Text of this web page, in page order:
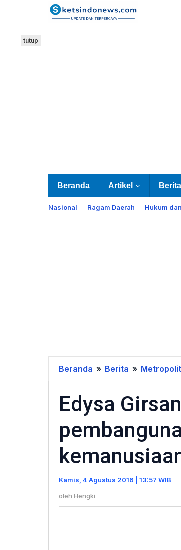
Beranda Artikel Berita
Nasional Ragam Daerah Hukum
tutup
Beranda » Berita »
Edysa
Kamis, 4 Agustus 2016 | 13:57 WIB
oleh Hengki